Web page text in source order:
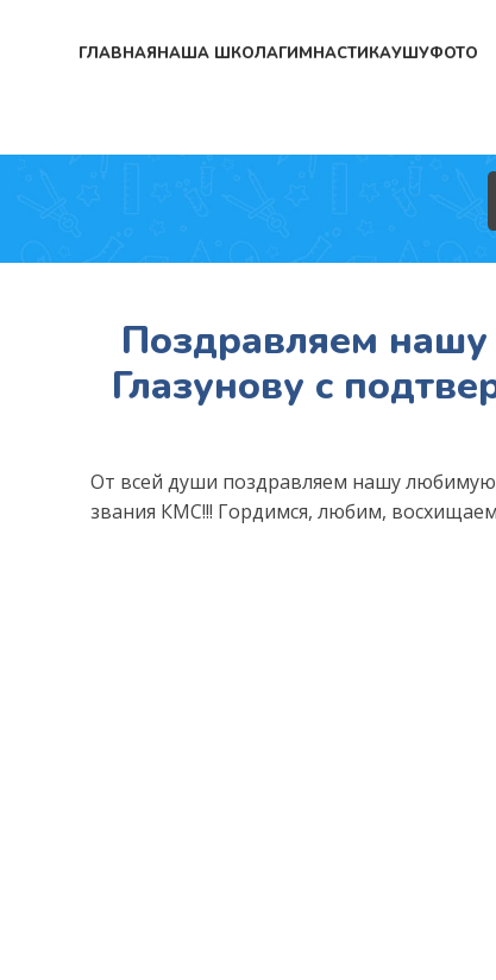
ГЛАВНАЯНАША ШКОЛАГИМНАСТИКАУШУФОТО
Поздравляем
Глазунову с
От всей души поздравляем нашу любимую
звания КМС!!! Гордимся, любим,